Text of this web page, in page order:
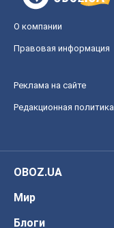
О компании
Правовая информация
Реклама на сайте
Редакционная политика
OBOZ.UA
Мир
Блоги